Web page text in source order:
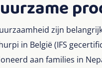
zijn
in België (IFS
aan families in